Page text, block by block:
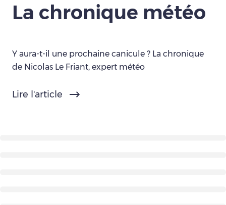
La chronique météo
Y aura-t-il une prochaine canicule ? La chronique
de Nicolas Le Friant, expert météo
Lire l'article